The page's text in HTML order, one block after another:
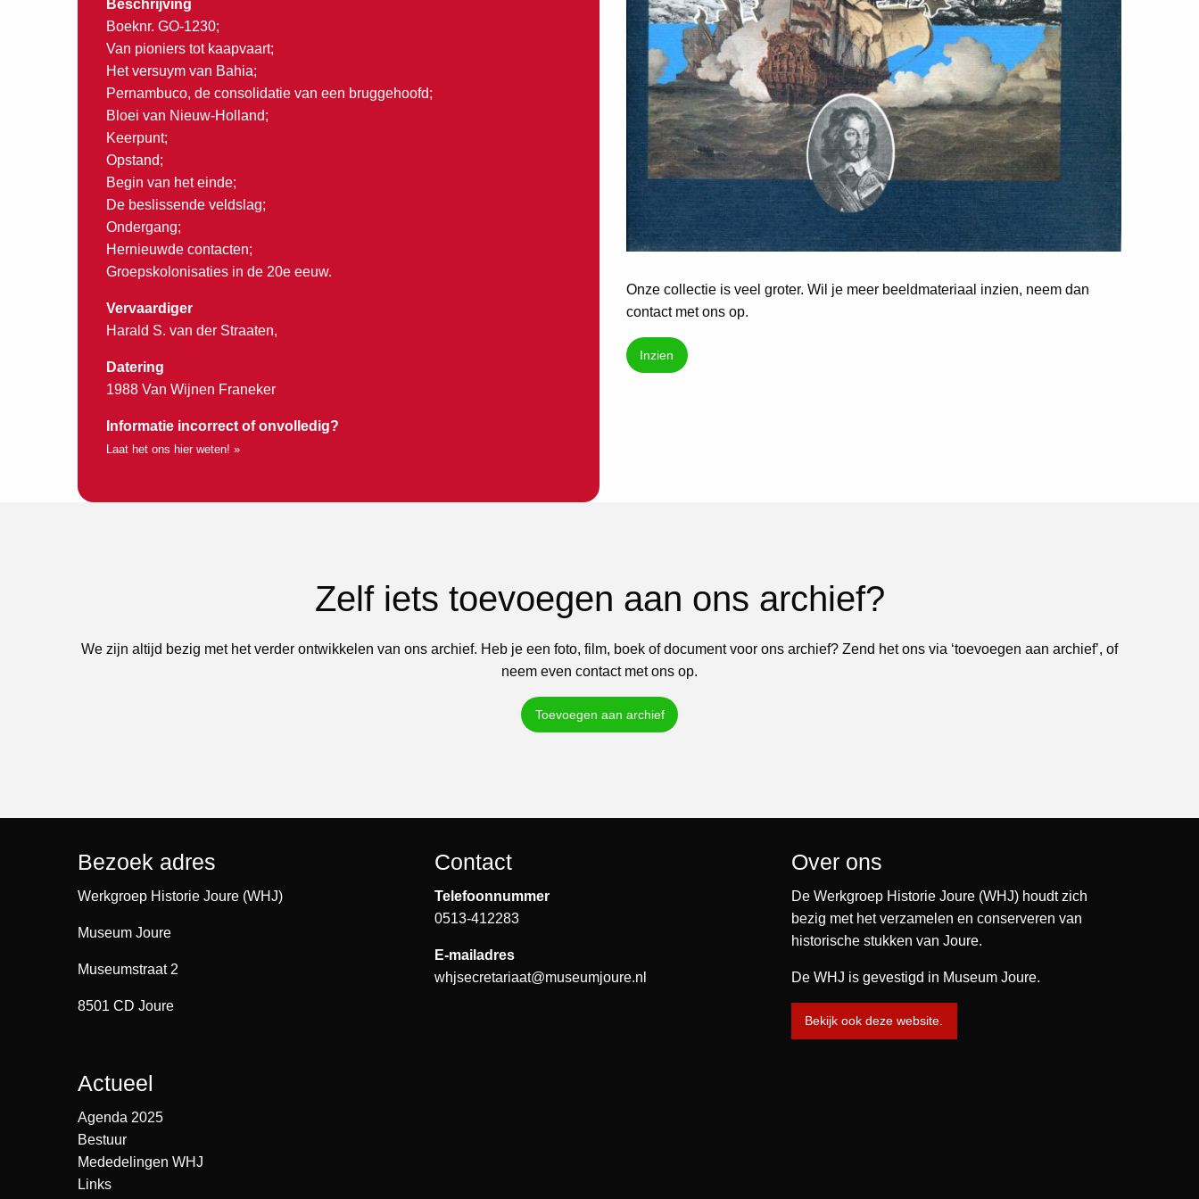
Beschrijving
Boeknr. GO-1230;
Van pioniers tot kaapvaart;
Het versuym van Bahia;
Pernambuco, de consolidatie van een bruggehoofd;
Bloei van Nieuw-Holland;
Keerpunt;
Opstand;
Begin van het einde;
De beslissende veldslag;
Ondergang;
Hernieuwde contacten;
Groepskolonisaties in de 20e eeuw.
Vervaardiger
Harald S. van der Straaten,
Datering
1988 Van Wijnen Franeker
Informatie incorrect of onvolledig?
Laat het ons hier weten! »
Onze collectie is veel groter. Wil je meer beeldmateriaal inzien, neem dan
contact met ons op.
Inzien
Zelf iets toevoegen aan ons archief?
We zijn altijd bezig met het verder ontwikkelen van ons archief. Heb je een foto, film, boek of document voor ons archief? Zend het ons via ‘toevoegen aan archief’, of
neem even contact met ons op.
Toevoegen aan archief
Bezoek adres
Werkgroep Historie Joure (WHJ)
Museum Joure
Museumstraat 2
8501 CD Joure
Contact
Telefoonnummer
0513-412283
E-mailadres
whjsecretariaat@museumjoure.nl
Over ons
De Werkgroep Historie Joure (WHJ) houdt zich
bezig met het verzamelen en conserveren van
historische stukken van Joure.
De WHJ is gevestigd in Museum Joure.
Bekijk ook deze website.
Actueel
Agenda 2025
Bestuur
Mededelingen WHJ
Links